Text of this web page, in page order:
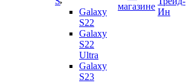
Galaxy
S22
Galaxy
S22
Ultra
Galaxy
S23
магазине
Ин